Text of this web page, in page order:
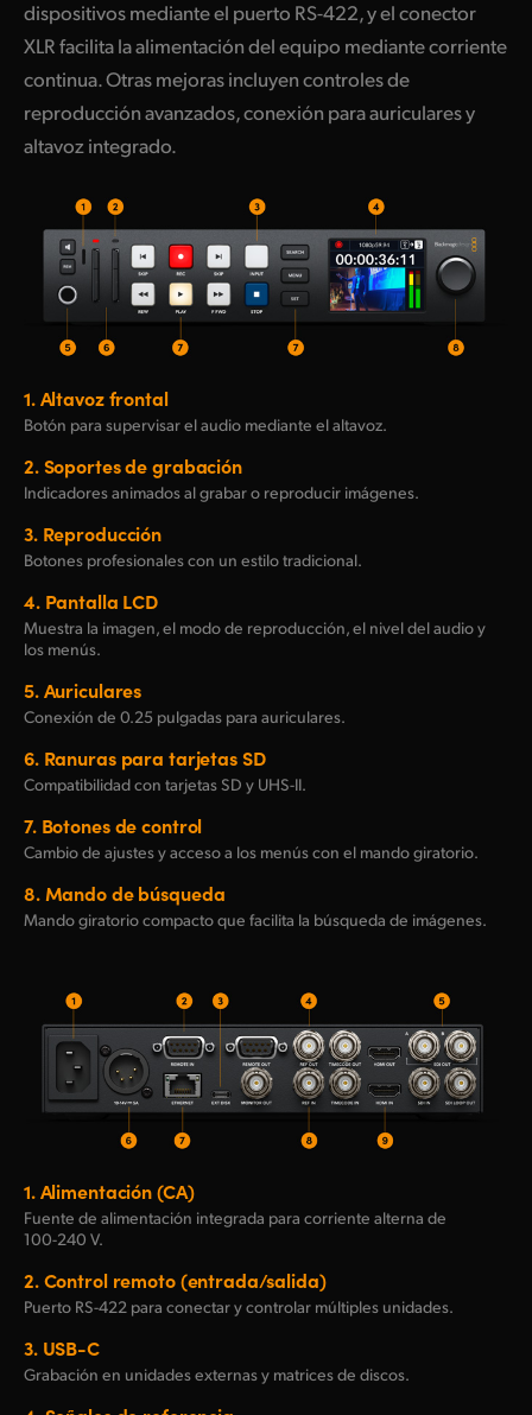
dispositivos mediante el puerto RS-422, y el conector
XLR facilita la alimentación del equipo mediante corriente
continua. Otras mejoras incluyen controles de
reproducción avanzados, conexión para auriculares y
altavoz integrado.
1.Altavoz frontal
Botón para supervisar el audio mediante el altavoz.
2.Soportes de grabación
Indicadores animados al grabar o reproducir imágenes.
3.Reproducción
Botones profesionales con un estilo tradicional.
4.Pantalla LCD
Muestra la imagen, el modo de reproducción, el nivel del audio y
los menús.
5.Auriculares
Conexión de 0.25 pulgadas para auriculares.
6.Ranuras para tarjetas SD
Compatibilidad con tarjetas SD y UHS-II.
7.Botones de control
Cambio de ajustes y acceso a los menús con el mando giratorio.
8.Mando de búsqueda
Mando giratorio compacto que facilita la búsqueda de imágenes.
1.Alimentación (CA)
Fuente de alimentación integrada para corriente alterna de
100-240 V.
2.Control remoto (entrada/salida)
Puerto RS-422 para conectar y controlar múltiples unidades.
3.USB-C
Grabación en unidades externas y matrices de discos.